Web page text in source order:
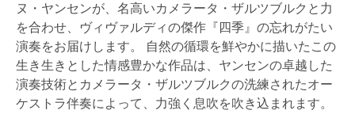
ヌ・ヤンセンが、名高いカメラータ・ザルツブルクと力
を合わせ、ヴィヴァルディの傑作『四季』の忘れがたい
演奏をお届けします。 自然の循環を鮮やかに描いたこの
生き生きとした情感豊かな作品は、ヤンセンの卓越した
演奏技術とカメラータ・ザルツブルクの洗練されたオー
ケストラ伴奏によって、力強く息吹を吹き込まれます。